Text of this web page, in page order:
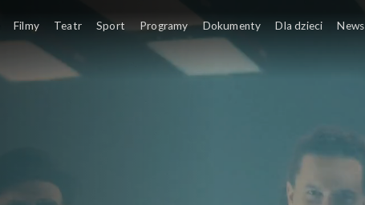
Filmy Teatr Sport Programy Dokumenty Dla dzieci News